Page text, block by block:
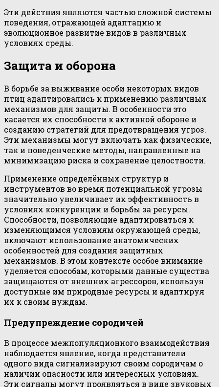
Эти действия являются частью сложной системы
поведения, отражающей адаптацию и
эволюционное развитие видов в различных
условиях среды.
Защита и оборона
В борьбе за выживание особи некоторых видов
птиц адаптировались к применению различных
механизмов для защиты. В особенности это
касается их способности к активной обороне и
созданию стратегий для предотвращения угроз.
Эти механизмы могут включать как физические,
так и поведенческие методы, направленные на
минимизацию риска и сохранение целостности.
Применение определённых структур и
инструментов во время потенциальной угрозы
значительно увеличивает их эффективность в
условиях конкуренции и борьбы за ресурсы.
Способности, позволяющие адаптироваться к
изменяющимся условиям окружающей среды,
включают использование анатомических
особенностей для создания защитных
механизмов. В этом контексте особое внимание
уделяется способам, которыми данные существа
защищаются от внешних агрессоров, используя
доступные им природные ресурсы и адаптируя
их к своим нуждам.
Предупреждение сородичей
В процессе межпопуляционного взаимодействия
наблюдается явление, когда представители
одного вида сигнализируют своим сородичам о
наличии опасности или интересных условиях.
Эти сигналы могут проявляться в виде звуковых